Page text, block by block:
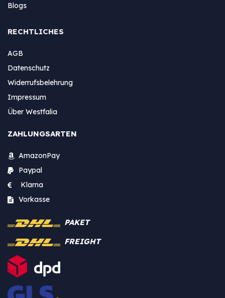
Blogs
RECHTLICHES
AGB
Datenschutz
Widerrufsbelehrung
Impressum
Über Westfalia
ZAHLUNGSARTEN
AmazonPay
Paypal
Klarna
Vorkasse
PAKET
FREIGHT